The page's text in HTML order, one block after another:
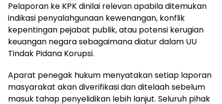
Pelaporan ke KPK dinilai relevan apabila ditemukan
indikasi penyalahgunaan kewenangan, konflik
kepentingan pejabat publik, atau potensi kerugian
keuangan negara sebagaimana diatur dalam UU
Tindak Pidana Korupsi.
Aparat penegak hukum menyatakan setiap laporan
masyarakat akan diverifikasi dan ditelaah sebelum
masuk tahap penyelidikan lebih lanjut. Seluruh pihak